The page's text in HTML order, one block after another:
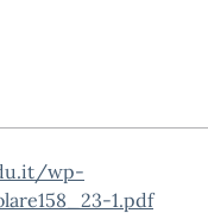
wp-
1.pdf